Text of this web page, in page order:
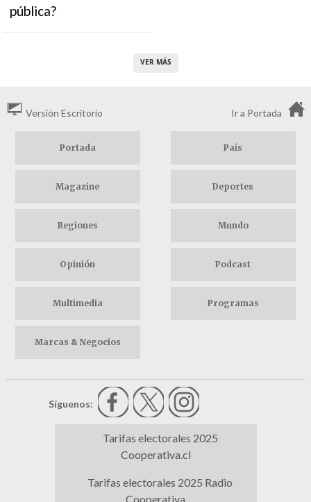
pública?
VER MÁS
Versión Escritorio Ir a Portada
Portada País
Magazine Deportes
Regiones Mundo
Opinión Podcast
Multimedia Programas
Marcas & Negocios
Síguenos:
Tarifas electorales 2025
Cooperativa.cl
Tarifas electorales 2025 Radio
Cooperativa